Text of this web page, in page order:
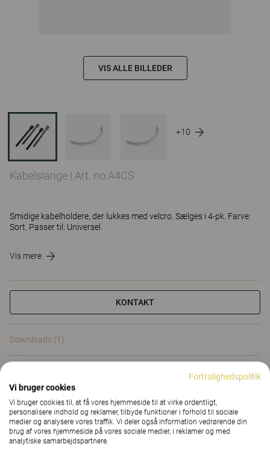
VIS ALLE BILLEDER
+10
Kabelslange | Art. no A4CS
Smidige kabelholdere, der lukkes med velcro. Sælges i 4-pk. Farve:
Sort. Passer til: Universel.
Vis mere
KONTAKT
Downloads (1)
Downloads (
Fortrolighedspolitik
Vi bruger cookies
Vi bruger cookies til, at få vores hjemmeside til at virke ordentligt,
personalisere indhold og reklamer, tilbyde funktioner i forhold til sociale
medier og analysere vores traffik. Vi deler også information vedrørende din
brug af vores hjemmeside på vores sociale medier, i reklamer og med
analytiske samarbejdspartnere.